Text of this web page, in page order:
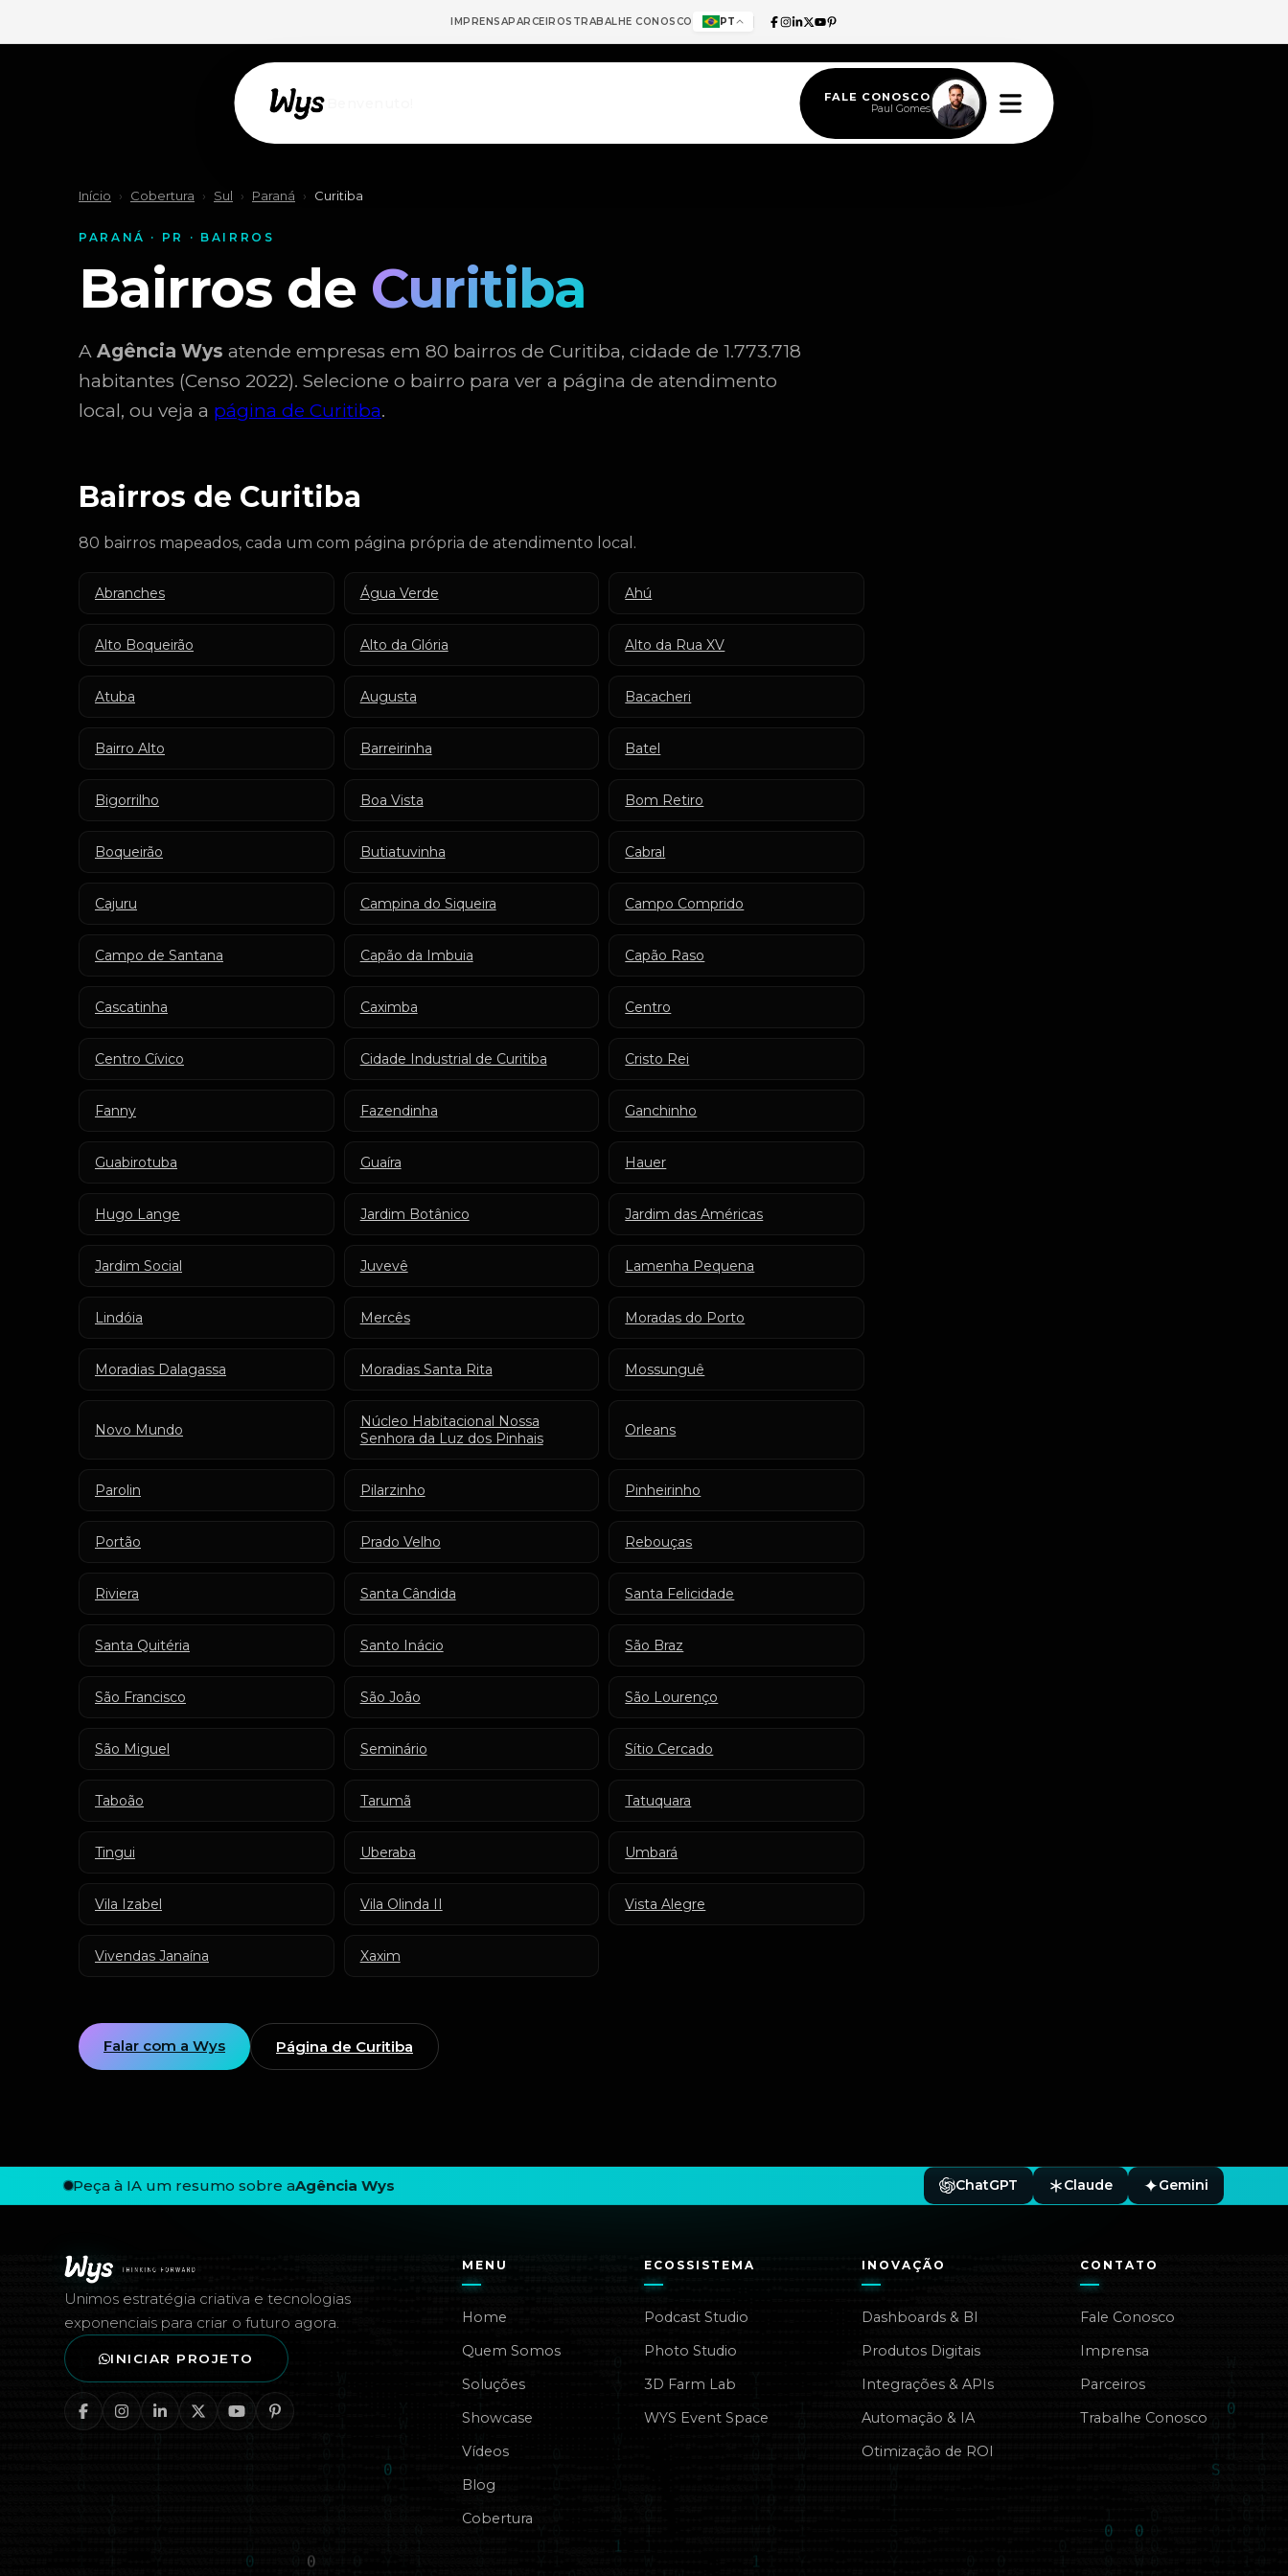
IMPRENSAPARCEIROS TRABALHE CONOSCO PT
FALE CONOSCO
Paul Gomes
Início › Cobertura › Sul › Paraná › Curitiba
PARANÁ · PR · BAIRROS
Bairros de Curitiba
A Agência Wys atende empresas em 80 bairros de Curitiba, cidade de 1.773.718
habitantes (Censo 2022). Selecione o bairro para ver a página de atendimento
local, ou veja a página de Curitiba.
Bairros de Curitiba
80 bairros mapeados, cada um com página própria de atendimento local.
Abranches Água Verde Ahú
Alto Boqueirão Alto da Glória Alto da Rua XV
Atuba Augusta Bacacheri
Bairro Alto Barreirinha Batel
Bigorrilho Boa Vista Bom Retiro
Boqueirão Butiatuvinha Cabral
Cajuru Campina do Siqueira Campo Comprido
Campo de Santana Capão da Imbuia Capão Raso
Cascatinha Caximba Centro
Centro Cívico Cidade Industrial de Curitiba Cristo Rei
Fanny Fazendinha Ganchinho
Guabirotuba Guaíra Hauer
Hugo Lange Jardim Botânico Jardim das Américas
Jardim Social Juvevê Lamenha Pequena
Lindóia Mercês Moradas do Porto
Moradias Dalagassa Moradias Santa Rita Mossunguê
Novo Mundo
Núcleo Habitacional Nossa
Senhora da Luz dos Pinhais
Orleans
Parolin Pilarzinho Pinheirinho
Portão Prado Velho Rebouças
Riviera Santa Cândida Santa Felicidade
Santa Quitéria Santo Inácio São Braz
São Francisco São João São Lourenço
São Miguel Seminário Sítio Cercado
Taboão Tarumã Tatuquara
Tingui Uberaba Umbará
Vila Izabel Vila Olinda II Vista Alegre
Vivendas Janaína Xaxim
Falar com a Wys Página de Curitiba
Rodapé — Agência Wys
Peça à IA um resumo sobre aAgência Wys ChatGPT Claude Gemini
Unimos estratégia criativa e tecnologias
exponenciais para criar o futuro agora.
INICIAR PROJETO
MENU
Home
Quem Somos
Soluções
Showcase
Vídeos
Blog
Cobertura
ECOSSISTEMA
Podcast Studio
Photo Studio
3D Farm Lab
WYS Event Space
INOVAÇÃO
Dashboards & BI
Produtos Digitais
Integrações & APIs
Automação & IA
Otimização de ROI
CONTATO
Fale Conosco
Imprensa
Parceiros
Trabalhe Conosco